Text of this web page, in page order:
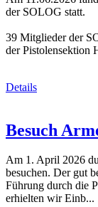
der SOLOG statt.
39 Mitglieder der
der Pistolensektion
Details
Besuch
Am 1. April 2026
besuchen. Der gut
Führung durch die
erhielten wir Einb...